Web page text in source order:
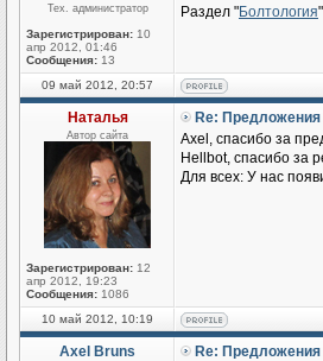
Тех. администратор
Зарегистрирован: 10
апр 2012, 01:46
Сообщения: 13
Раздел "Болтология"
09 май 2012, 20:57
Наталья
Автор сайта
Зарегистрирован: 12
апр 2012, 19:23
Сообщения: 1086
Re:
Axel, спасибо за
Hellbot, спасибо за
Для всех: У нас
10 май 2012, 10:19
Axel Bruns
Re: